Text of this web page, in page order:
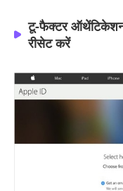
टू‑फैक्टर ऑथेंटिकेशन
रीसेट करें